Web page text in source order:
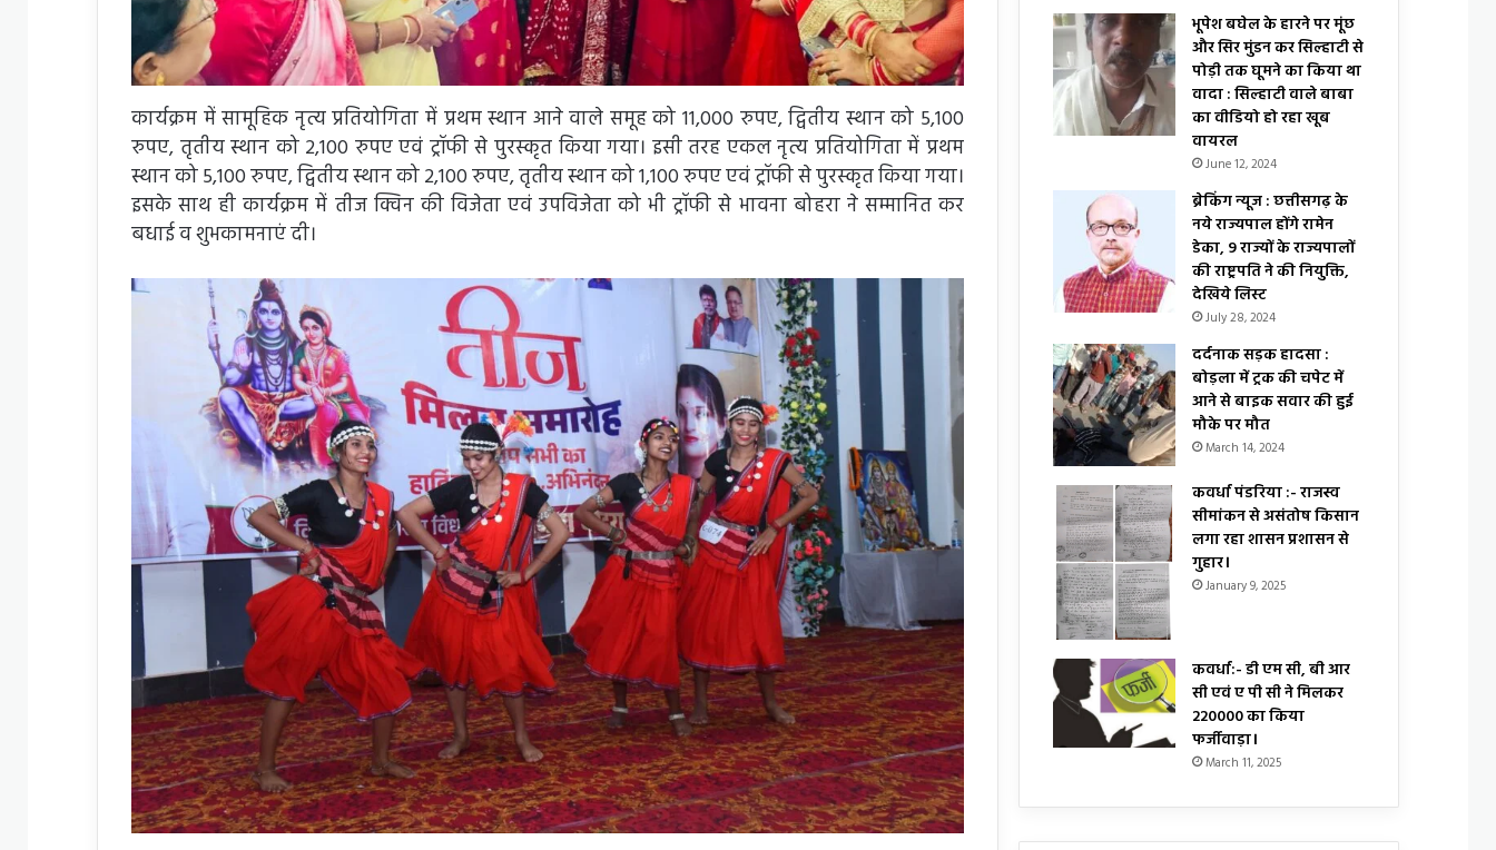
कार्यक्रम में सामूहिक नृत्य प्रतियोगिता में प्रथम स्थान आने वाले समूह को 11,000 रुपए, द्वितीय स्थान को 5,100
रुपए, तृतीय स्थान को 2,100 रुपए एवं ट्रॉफी से पुरस्कृत किया गया। इसी तरह एकल नृत्य प्रतियोगिता में प्रथम
स्थान को 5,100 रुपए, द्वितीय स्थान को 2,100 रुपए, तृतीय स्थान को 1,100 रुपए एवं ट्रॉफी से पुरस्कृत किया गया।
इसके साथ ही कार्यक्रम में तीज क्विन की विजेता एवं उपविजेता को भी ट्रॉफी से भावना बोहरा ने सम्मानित कर
बधाई व शुभकामनाएं दी।
भूपेश बघेल के हारने पर मूंछ
और सिर मुंडन कर सिल्हाटी से
पोड़ी तक घूमने का किया था
वादा : सिल्हाटी वाले बाबा
का वीडियो हो रहा खूब
वायरल
June 12, 2024
ब्रेकिंग न्यूज : छत्तीसगढ़ के
नये राज्यपाल होंगे रामेन
डेका, 9 राज्यों के राज्यपालों
की राष्ट्रपति ने की नियुक्ति,
देखिये लिस्ट
July 28, 2024
दर्दनाक सड़क हादसा :
बोड़ला में ट्रक की चपेट में
आने से बाइक सवार की हुई
मौके पर मौत
March 14, 2024
कवर्धा पंडरिया :- राजस्व
सीमांकन से असंतोष किसान
लगा रहा शासन प्रशासन से
गुहार।
January 9, 2025
कवर्धा:- डी एम सी, बी आर
सी एवं ए पी सी ने मिलकर
₹220000 का किया
फर्जीवाड़ा।
March 11, 2025